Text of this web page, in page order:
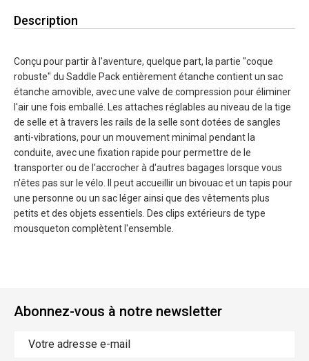
Description
Conçu pour partir à l'aventure, quelque part, la partie "coque
robuste" du Saddle Pack entièrement étanche contient un sac
étanche amovible, avec une valve de compression pour éliminer
l'air une fois emballé. Les attaches réglables au niveau de la tige
de selle et à travers les rails de la selle sont dotées de sangles
anti-vibrations, pour un mouvement minimal pendant la
conduite, avec une fixation rapide pour permettre de le
transporter ou de l'accrocher à d'autres bagages lorsque vous
n'êtes pas sur le vélo. Il peut accueillir un bivouac et un tapis pour
une personne ou un sac léger ainsi que des vêtements plus
petits et des objets essentiels. Des clips extérieurs de type
mousqueton complètent l'ensemble.
Abonnez-vous à notre newsletter